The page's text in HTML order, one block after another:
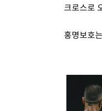
크로스로
홍명보호